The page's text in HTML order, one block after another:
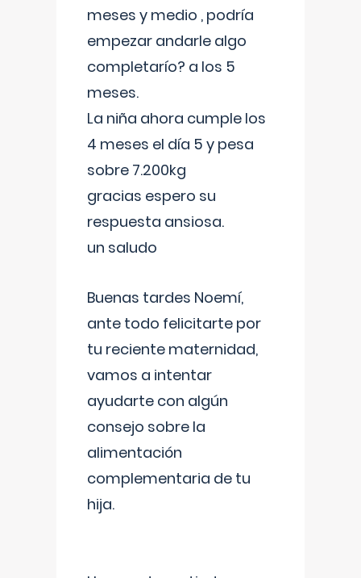
meses y medio , podría
empezar andarle algo
completarío? a los 5
meses.
La niña ahora cumple los
4 meses el día 5 y pesa
sobre 7.200kg
gracias espero su
respuesta ansiosa.
un saludo
Buenas tardes Noemí,
ante todo felicitarte por
tu reciente maternidad,
vamos a intentar
ayudarte con algún
consejo sobre la
alimentación
complementaria de tu
hija.